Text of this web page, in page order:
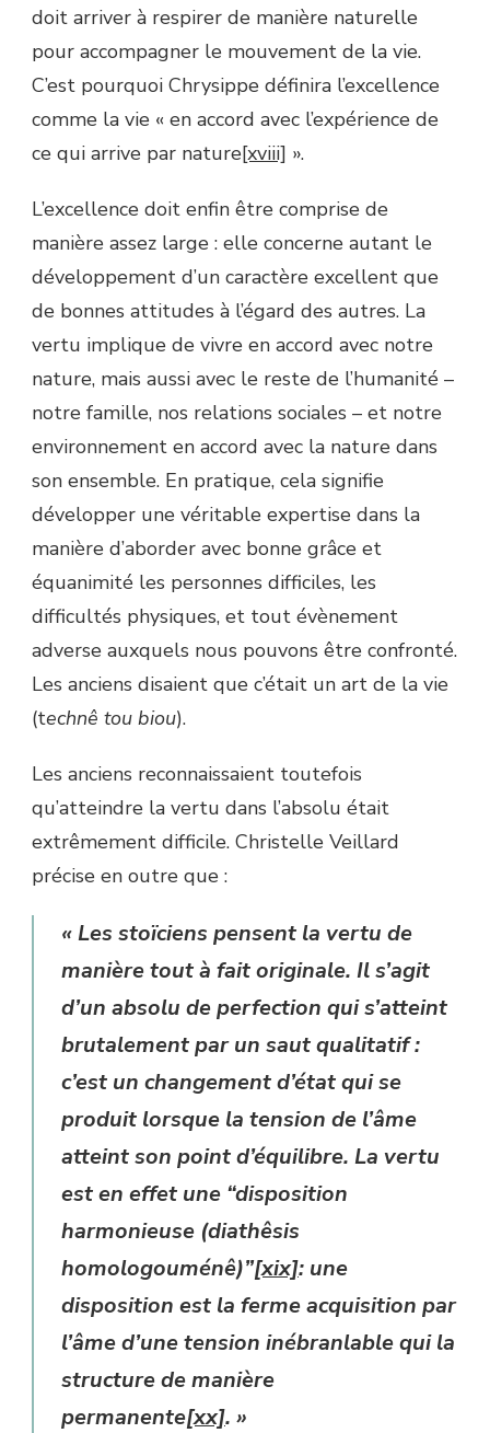
doit arriver à respirer de manière naturelle
pour accompagner le mouvement de la vie.
C’est pourquoi Chrysippe définira l’excellence
comme la vie « en accord avec l’expérience de
ce qui arrive par nature[xviii] ».
L’excellence doit enfin être comprise de
manière assez large : elle concerne autant le
développement d’un caractère excellent que
de bonnes attitudes à l’égard des autres. La
vertu implique de vivre en accord avec notre
nature, mais aussi avec le reste de l’humanité –
notre famille, nos relations sociales – et notre
environnement en accord avec la nature dans
son ensemble. En pratique, cela signifie
développer une véritable expertise dans la
manière d’aborder avec bonne grâce et
équanimité les personnes difficiles, les
difficultés physiques, et tout évènement
adverse auxquels nous pouvons être confronté.
Les anciens disaient que c’était un art de la vie
(technê tou biou).
Les anciens reconnaissaient toutefois
qu’atteindre la vertu dans l’absolu était
extrêmement difficile. Christelle Veillard
précise en outre que :
« Les stoïciens pensent la vertu de
manière tout à fait originale. Il s’agit
d’un absolu de perfection qui s’atteint
brutalement par un saut qualitatif :
c’est un changement d’état qui se
produit lorsque la tension de l’âme
atteint son point d’équilibre. La vertu
est en effet une “disposition
harmonieuse (diathêsis
homologouménê)”[xix]: une
disposition est la ferme acquisition par
l’âme d’une tension inébranlable qui la
structure de manière
permanente[xx]. »